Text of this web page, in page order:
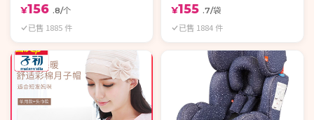
¥156 .8/个
已售 1885 件
¥155 .7/袋
已售 1884 件